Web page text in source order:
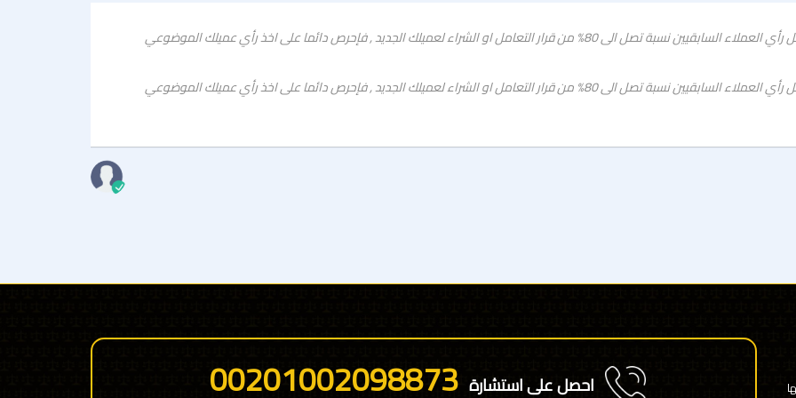
رأي العميل يكتب هنا فى هذة المساحة بشكل , حيث يشكل رأي العملاء السابقيين نسبة تصل الى 80% من قرار التعامل او الشراء لعميلك الجديد , فإحرص دائما على اخذ رأي عميلك الموضوعي
رأي العميل يكتب هنا فى هذة المساحة بشكل , حيث يشكل رأي العملاء السابقيين نسبة تصل الى 80% من قرار التعامل او الشراء لعميلك الجديد , فإحرص دائما على اخذ رأي عميلك الموضوعي
احصل على استشارة00201002098873